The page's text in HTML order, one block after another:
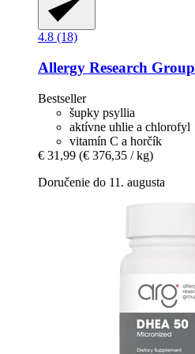
4.8 (18)
Allergy Research Group
Bestseller
šupky psyllia
aktívne uhlie a chlorofyl
vitamín C a horčík
€ 31,99 (€ 376,35 / kg)
Doručenie do 11. augusta